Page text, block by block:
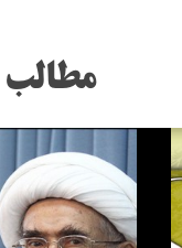
مطالب